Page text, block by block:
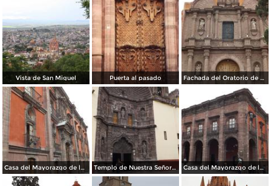
Vista de San Miguel Puerta al pasado Fachada del Oratorio de San Felipe Neri (1712). Abril/2014
Casa del Mayorazgo de la Canal, 1800. Abril/2014 Templo de Nuestra Señora de la Salud (1735). Abril/2014 Casa del Mayorazgo de la Canal (1800). Abril/2014